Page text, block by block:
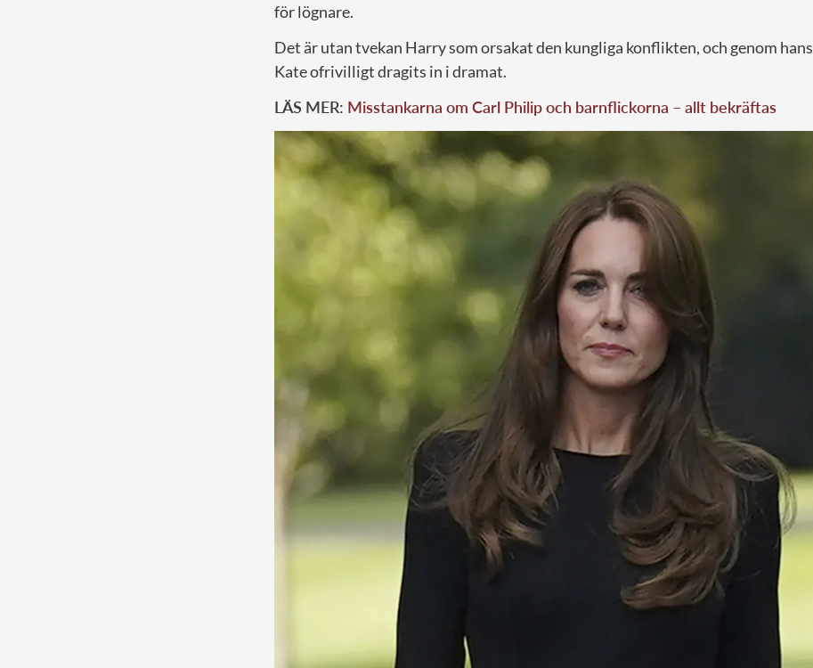
för lögnare.
Det är utan tvekan Harry som orsakat den kungliga konflikten, och genom
Kate ofrivilligt dragits in i dramat.
LÄS MER: Misstankarna om Carl Philip och barnflickorna – allt bekräftas